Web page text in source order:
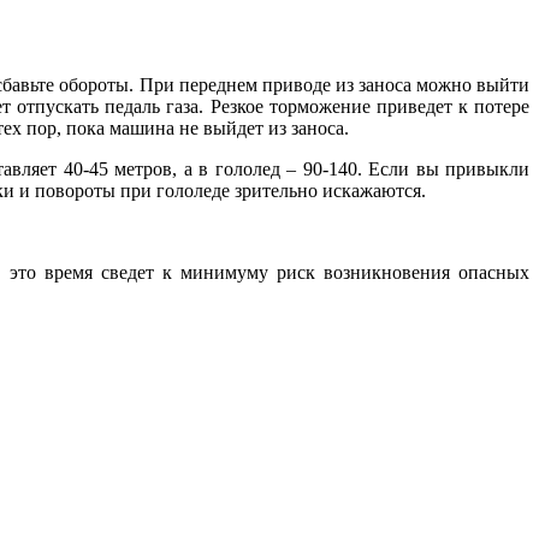
обороты. При переднем приводе из заноса можно выйти
педаль газа. Резкое торможение приведет к потере
пор, пока машина не выйдет из заноса.
40-45 метров, а в гололед – 90-140. Если вы привыкли
и повороты при гололеде зрительно искажаются.
время сведет к минимуму риск возникновения опасных